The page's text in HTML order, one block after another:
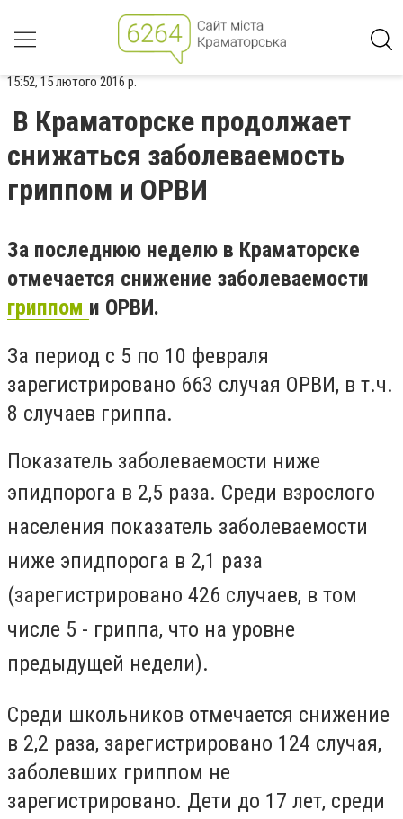
15:52, 15 лютого 2016 р.
В Краматорске продолжает
снижаться заболеваемость
гриппом и ОРВИ
За последнюю неделю в Краматорске
отмечается снижение заболеваемости
гриппом и ОРВИ.
За период с 5 по 10 февраля
зарегистрировано 663 случая ОРВИ, в т.ч.
8 случаев гриппа.
Показатель заболеваемости ниже
эпидпорога в 2,5 раза. Среди взрослого
населения показатель заболеваемости
ниже эпидпорога в 2,1 раза
(зарегистрировано 426 случаев, в том
числе 5 - гриппа, что на уровне
предыдущей недели).
Среди школьников отмечается снижение
в 2,2 раза, зарегистрировано 124 случая,
заболевших гриппом не
зарегистрировано. Дети до 17 лет, среди